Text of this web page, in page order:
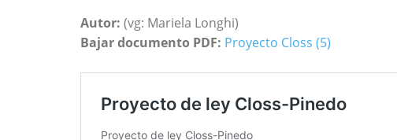
Autor: (vg: Mariela Longhi)
Bajar documento PDF: Proyecto Closs (5)